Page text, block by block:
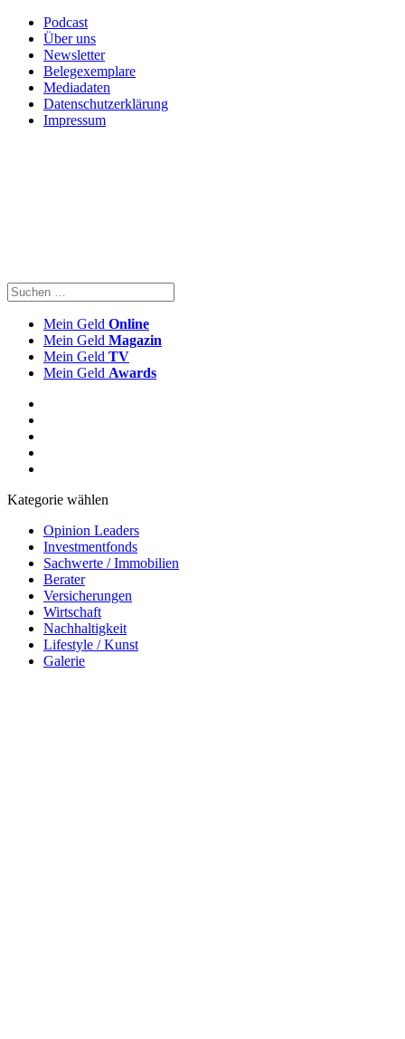
Podcast
Über uns
Newsletter
Belegexemplare
Mediadaten
Datenschutzerklärung
Impressum
Mein Geld Online
Mein Geld Magazin
Mein Geld TV
Mein Geld Awards
Kategorie wählen
Opinion Leaders
Investmentfonds
Sachwerte / Immobilien
Berater
Versicherungen
Wirtschaft
Nachhaltigkeit
Lifestyle / Kunst
Galerie